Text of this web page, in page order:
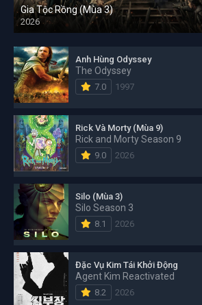
Gia Tộc Rồng (Mùa 3)
2026
Anh Hùng Odyssey
The Odyssey
7.0 1997
Rick Và Morty (Mùa 9)
Rick and Morty Season 9
9.0 2026
Silo (Mùa 3)
Silo Season 3
8.1 2026
Đặc Vụ Kim Tái Khởi Động
Agent Kim Reactivated
8.2 2026